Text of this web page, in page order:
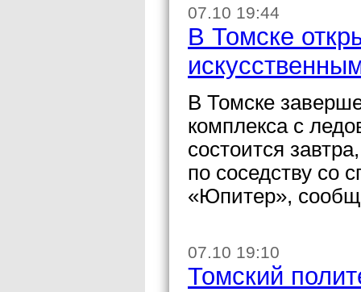
07.10 19:44
В Томске
В Томске
комплекса с
состоится
по соседству со
«Юпитер»,
07.10 19:10
Томский